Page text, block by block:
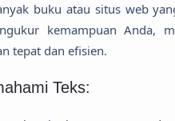
buku atau situs web
kemampuan Anda,
tepat dan efisien.
Teks: